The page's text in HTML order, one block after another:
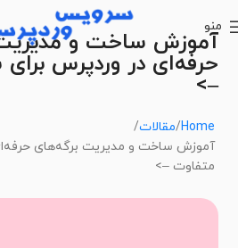
منو
آموزش ساخت و
حرفه‌ای در وردپرس
–>
Home مقالات
آموزش ساخت و مدیریت برگه‌های
متفاوت –>